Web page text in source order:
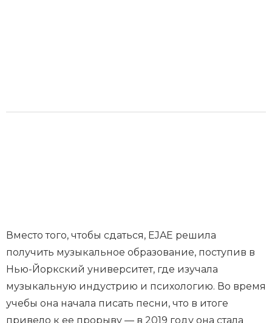
Вместо того, чтобы сдаться, EJAE решила
получить музыкальное образование, поступив в
Нью-Йоркский университет, где изучала
музыкальную индустрию и психологию. Во время
учебы она начала писать песни, что в итоге
привело к ее прорыву — в 2019 году она стала